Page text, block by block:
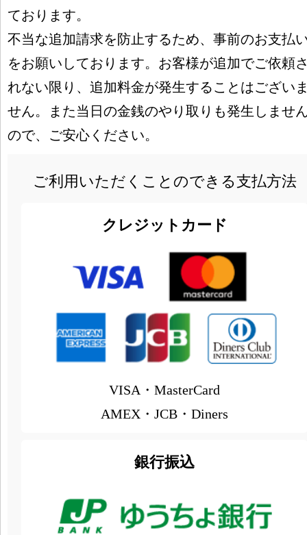
ております。
不当な追加請求を防止するため、事前のお支払
をお願いしております。お客様が追加でご依頼
れない限り、追加料金が発生することはござい
せん。また当日の金銭のやり取りも発生しませ
ので、ご安心ください。
ご利用いただくことのできる支払方法
クレジットカード
VISA・MasterCard
AMEX・JCB・Diners
銀行振込